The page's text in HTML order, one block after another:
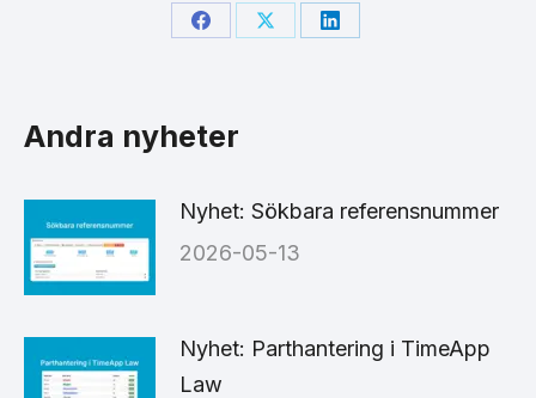
Share Share Share
Andra nyheter
Nyhet: Sökbara referensnummer
2026-05-13
Nyhet: Parthantering i TimeApp
Law